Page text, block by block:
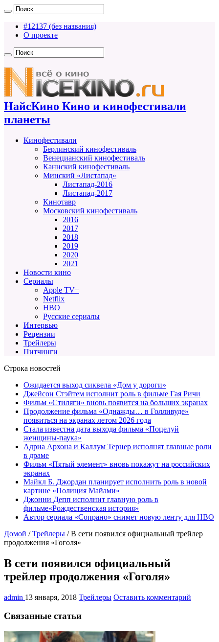
#12137 (без названия)
О проекте
НайсКино Кино и кинофестивали
планеты
Кинофестивали
Берлинский кинофестиваль
Венецианский кинофестиваль
Каннский кинофестиваль
Минский «Листапад»
Листапад-2016
Листапад-2017
Кинотавр
Московский кинофестиваль
2016
2017
2018
2019
2020
2021
Новости кино
Сериалы
Apple TV+
Netflix
HBO
Русские сериалы
Интервью
Рецензии
Трейлеры
Питчинги
Строка новостей
Ожидается выход сиквела «Дом у дороги»
Джейсон Стэйтем исполнит роль в фильме Гая Ричи
Фильм «Стиляги» вновь появится на больших экранах
Продолжение фильма «Однажды… в Голливуде»
появиться на экранах летом 2026 года
Стала известна дата выхода фильма «Поцелуй
женщины-паука»
Адриа Архона и Каллум Тернер исполнят главные роли
в драме
Фильм «Пятый элемент» вновь покажут на российских
экранах
Майкл Б. Джордан планирует исполнить роль в новой
картине «Полиция Майами»
Джонни Депп исполнит главную роль в
фильме«Рождественская история»
Автор сериала «Сопрано» снимет новую ленту для HBO
Домой / Трейлеры / В сети появился официальный трейлер
продолжения «Гоголя»
В сети появился официальный
трейлер продолжения «Гоголя»
admin 13 января, 2018 Трейлеры Оставить комментарий
Связанные статьи